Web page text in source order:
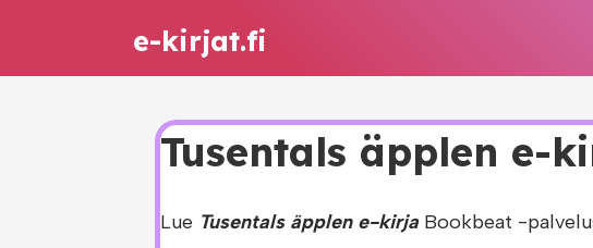
e-kirjat.fi
Tusentals äpplen e-
Lue Tusentals äpplen e-kirja Bookbeat -